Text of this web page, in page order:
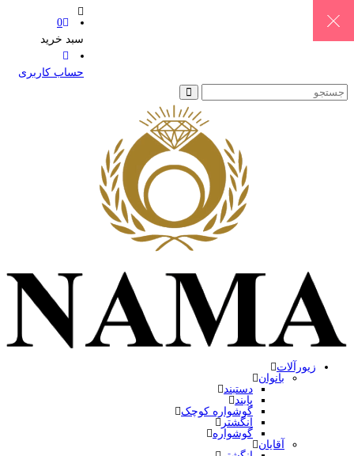
0
سبد خرید
حساب کاربری
زیورآلات
بانوان
دستبند
پابند
گوشواره کوچک
انگشتر
گوشواره
آقایان